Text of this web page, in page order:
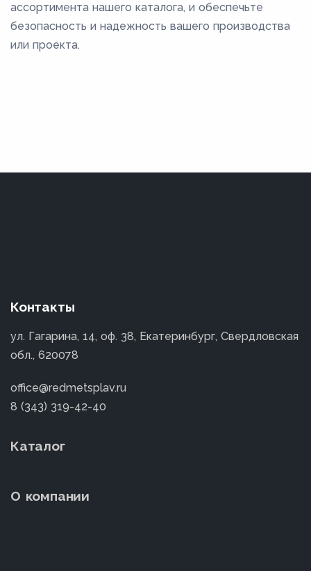
ассортимента нашего каталога, и обеспечьте
безопасность и надежность вашего производства
или проекта.
Контакты
ул. Гагарина, 14, оф. 38, Екатеринбург, Свердловская
обл., 620078
office@redmetsplav.ru
8 (343) 319-42-40
Каталог
О компании